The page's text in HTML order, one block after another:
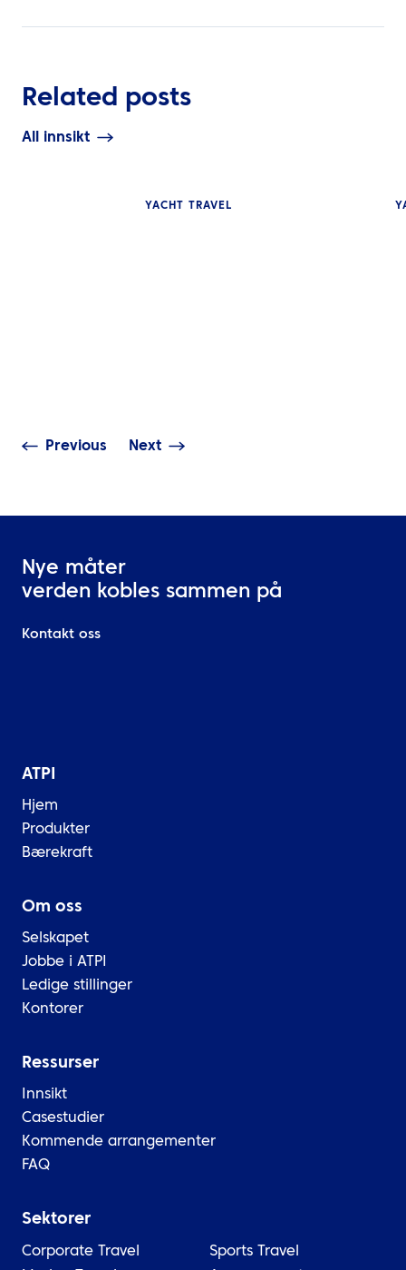
Related posts
All innsikt
YACHT TRAVEL
Previous Next
Nye måter
verden kobles sammen på
Kontakt oss
ATPI
Hjem
Produkter
Bærekraft
Om oss
Selskapet
Jobbe i ATPI
Ledige stillinger
Kontorer
Ressurser
Innsikt
Casestudier
Kommende arrangementer
FAQ
Sektorer
Corporate Travel
Sports Travel